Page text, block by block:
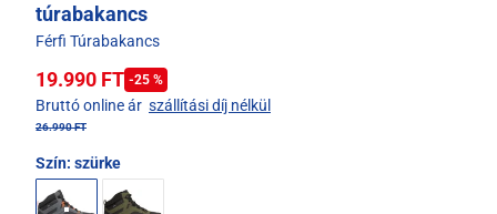
túrabakancs
Férfi Túrabakancs
19.990 FT -25 %
Bruttó online ár szállítási díj nélkül
26.990 FT
Szín: szürke